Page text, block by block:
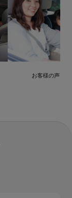
お客様の声